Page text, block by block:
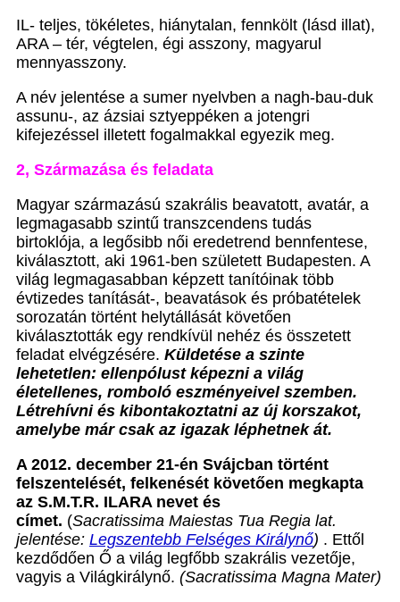
IL- teljes, tökéletes, hiánytalan, fennkölt (lásd illat),
ARA – tér, végtelen, égi asszony, magyarul
mennyasszony.
A név jelentése a sumer nyelvben a nagh-bau-duk
assunu-, az ázsiai sztyeppéken a jotengri
kifejezéssel illetett fogalmakkal egyezik meg.
2, Származása és feladata
Magyar származású szakrális beavatott, avatár, a
legmagasabb szintű transzcendens tudás
birtoklója, a legősibb női eredetrend bennfentese,
kiválasztott, aki 1961-ben született Budapesten. A
világ legmagasabban képzett tanítóinak több
évtizedes tanítását-, beavatások és próbatételek
sorozatán történt helytállását követően
kiválasztották egy rendkívül nehéz és összetett
feladat elvégzésére. Küldetése a szinte
lehetetlen: ellenpólust képezni a világ
életellenes, romboló eszményeivel szemben.
Létrehívni és kibontakoztatni az új korszakot,
amelybe már csak az igazak léphetnek át.
A 2012. december 21-én Svájcban történt
felszentelését, felkenését követően megkapta
az S.M.T.R. ILARA nevet és
címet. (Sacratissima Maiestas Tua Regia lat.
jelentése: Legszentebb Felséges Királynő) . Ettől
kezdődően Ő a világ legfőbb szakrális vezetője,
vagyis a Világkirálynő. (Sacratissima Magna Mater)